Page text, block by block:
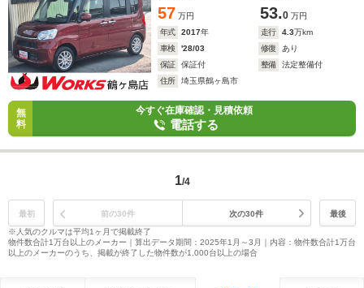
57 万円 53.0 万円
年式
2017年 走行 4.3万km
車検
'28/03 修復
あり
保証
保証付 整備
法定整備付
住所
埼玉県鶴ヶ島市
無
料
今すぐ在庫確認・見積依頼
電話する
1/4
最初 前の30件 次の30件
最後
※人気のクルマは平均1ヶ月で掲載終了
物件数合計1万台以上のメーカー｜算出データ期間：2025年1月～3月｜内容：物件数合計1万台
以上のメーカーのうち、掲載が終了した物件数が1,000台以上の場合